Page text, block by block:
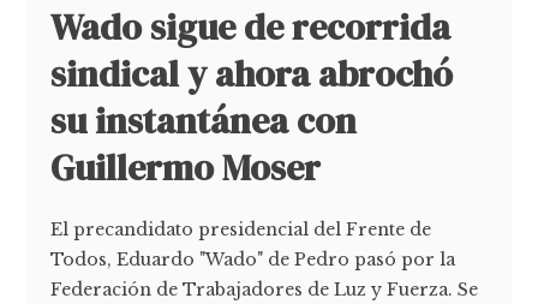
Wado sigue de recorrida
sindical y ahora abrochó
su instantánea con
Guillermo Moser
El precandidato presidencial del Frente de
Todos, Eduardo "Wado" de Pedro pasó por la
Federación de Trabajadores de Luz y Fuerza. Se